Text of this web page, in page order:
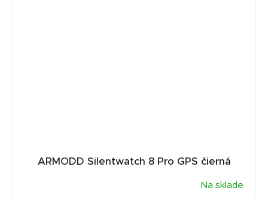
ARMODD Silentwatch 8 Pro GPS čierná
Na sklade